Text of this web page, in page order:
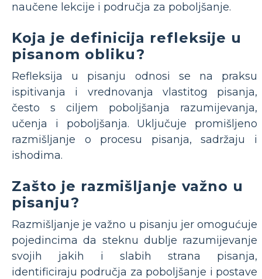
naučene lekcije i područja za poboljšanje.
Koja je definicija refleksije u
pisanom obliku?
Refleksija u pisanju odnosi se na praksu
ispitivanja i vrednovanja vlastitog pisanja,
često s ciljem poboljšanja razumijevanja,
učenja i poboljšanja. Uključuje promišljeno
razmišljanje o procesu pisanja, sadržaju i
ishodima.
Zašto je razmišljanje važno u
pisanju?
Razmišljanje je važno u pisanju jer omogućuje
pojedincima da steknu dublje razumijevanje
svojih jakih i slabih strana pisanja,
identificiraju područja za poboljšanje i postave